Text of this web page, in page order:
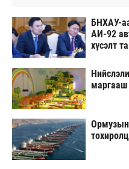
БНХАУ-
АИ-92
хүсэлт
маргааш
Ормузын